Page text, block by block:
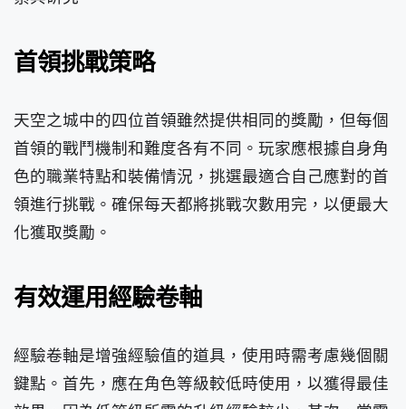
首領挑戰策略
天空之城中的四位首領雖然提供相同的獎勵，但每個
首領的戰鬥機制和難度各有不同。玩家應根據自身角
色的職業特點和裝備情況，挑選最適合自己應對的首
領進行挑戰。確保每天都將挑戰次數用完，以便最大
化獲取獎勵。
有效運用經驗卷軸
經驗卷軸是增強經驗值的道具，使用時需考慮幾個關
鍵點。首先，應在角色等級較低時使用，以獲得最佳